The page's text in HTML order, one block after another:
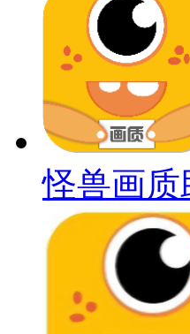
怪兽画质